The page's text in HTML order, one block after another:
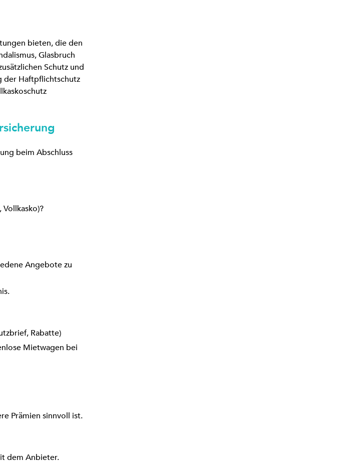
bieten, die den
Glasbruch
Schutz und
der Haftpflichtschutz
beim Abschluss
Angebote zu
Rabatte)
Mietwagen bei
Prämien sinnvoll ist.
dem Anbieter.